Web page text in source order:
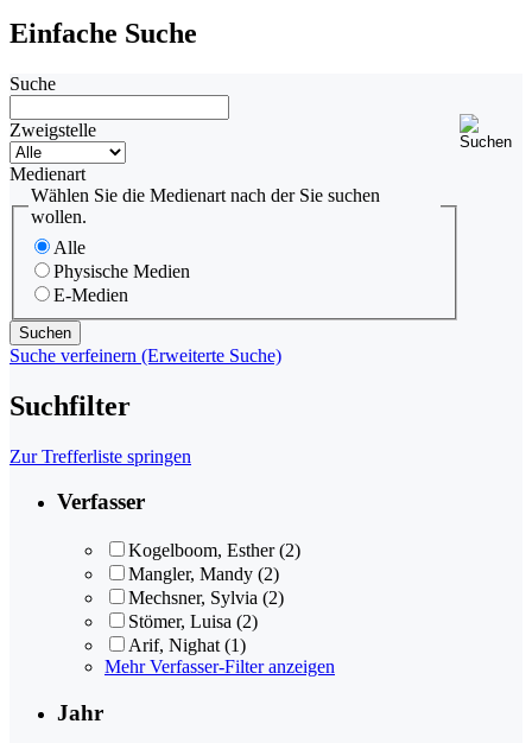
Einfache Suche
Suche
Zweigstelle
Medienart
Wählen Sie die Medienart nach der Sie suchen
wollen.
Alle
Physische Medien
E-Medien
Suche verfeinern (Erweiterte Suche)
Suchfilter
Zur Trefferliste springen
Verfasser
Kogelboom, Esther (2)
Mangler, Mandy (2)
Mechsner, Sylvia (2)
Stömer, Luisa (2)
Arif, Nighat (1)
Mehr Verfasser-Filter anzeigen
Jahr